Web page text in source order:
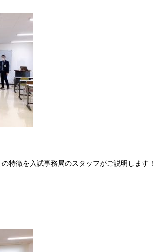
特徴を入試事務局のスタッフがご説明します！